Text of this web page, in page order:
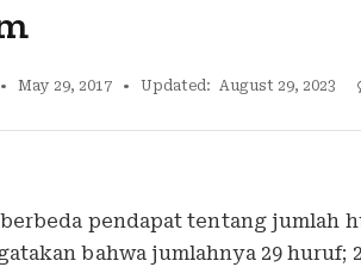
May 29, 2017 Updated: August 29, 2023
berbeda pendapat tentang jumlah
bahwa jumlahnya 29 huruf;